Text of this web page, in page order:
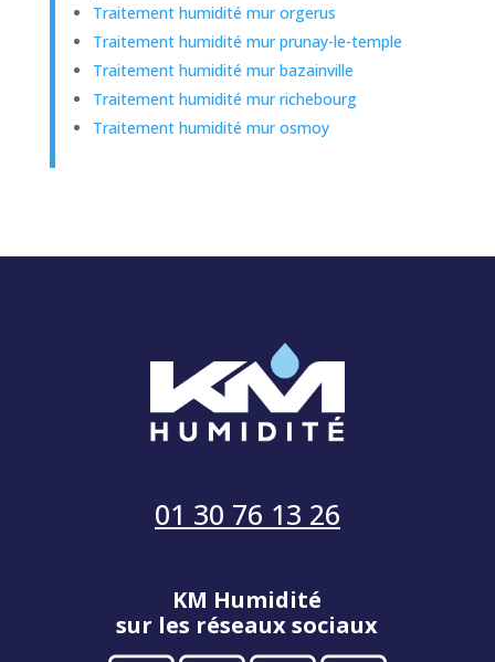
Traitement humidité mur orgerus
Traitement humidité mur prunay-le-temple
Traitement humidité mur bazainville
Traitement humidité mur richebourg
Traitement humidité mur osmoy
01 30 76 13 26
KM Humidité
sur les réseaux sociaux